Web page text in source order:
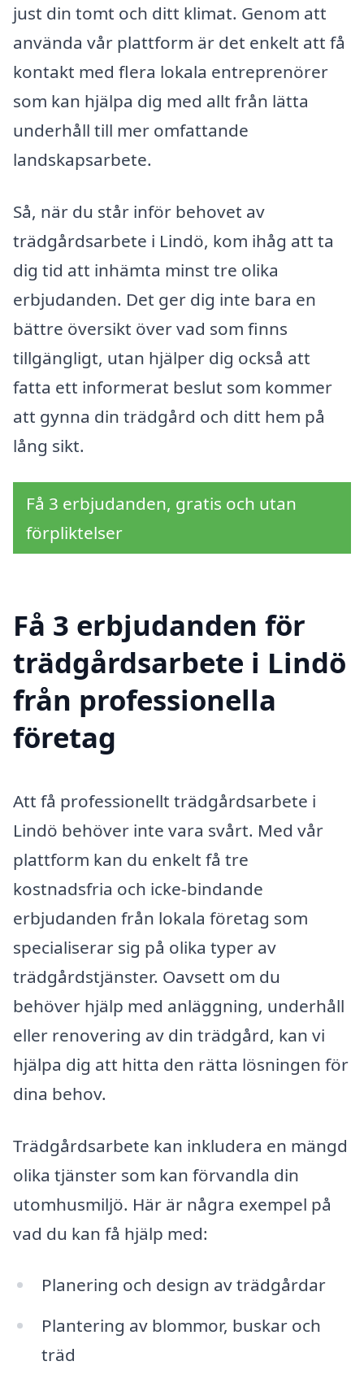
just din tomt och ditt klimat. Genom att
använda vår plattform är det enkelt att få
kontakt med flera lokala entreprenörer
som kan hjälpa dig med allt från lätta
underhåll till mer omfattande
landskapsarbete.
Så, när du står inför behovet av
trädgårdsarbete i Lindö, kom ihåg att ta
dig tid att inhämta minst tre olika
erbjudanden. Det ger dig inte bara en
bättre översikt över vad som finns
tillgängligt, utan hjälper dig också att
fatta ett informerat beslut som kommer
att gynna din trädgård och ditt hem på
lång sikt.
Få 3 erbjudanden, gratis och utan
förpliktelser
Få 3 erbjudanden för
trädgårdsarbete i Lindö
från professionella
företag
Att få professionellt trädgårdsarbete i
Lindö behöver inte vara svårt. Med vår
plattform kan du enkelt få tre
kostnadsfria och icke-bindande
erbjudanden från lokala företag som
specialiserar sig på olika typer av
trädgårdstjänster. Oavsett om du
behöver hjälp med anläggning, underhåll
eller renovering av din trädgård, kan vi
hjälpa dig att hitta den rätta lösningen för
dina behov.
Trädgårdsarbete kan inkludera en mängd
olika tjänster som kan förvandla din
utomhusmiljö. Här är några exempel på
vad du kan få hjälp med:
Planering och design av trädgårdar
Plantering av blommor, buskar och
träd